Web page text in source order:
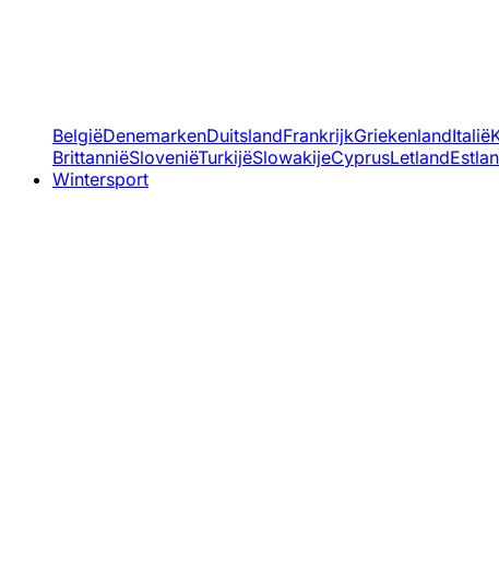
BelgiëDenemarkenDuitslandFrankrijkGriekenlandItalië
BrittanniëSloveniëTurkijëSlowakijeCyprusLetland
Wintersport